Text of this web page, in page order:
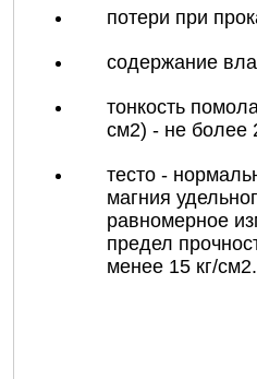
потери при
содержание
тонкость
см2) - не более
тесто -
магния
равномерное
предел
менее 15 кг/